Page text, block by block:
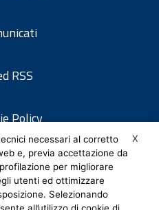
RSS
Policy
privacy
legali
X
necessari al corretto
e, previa accettazione da
per migliorare
utenti ed ottimizzare
Selezionando
all’utilizzo di cookie di